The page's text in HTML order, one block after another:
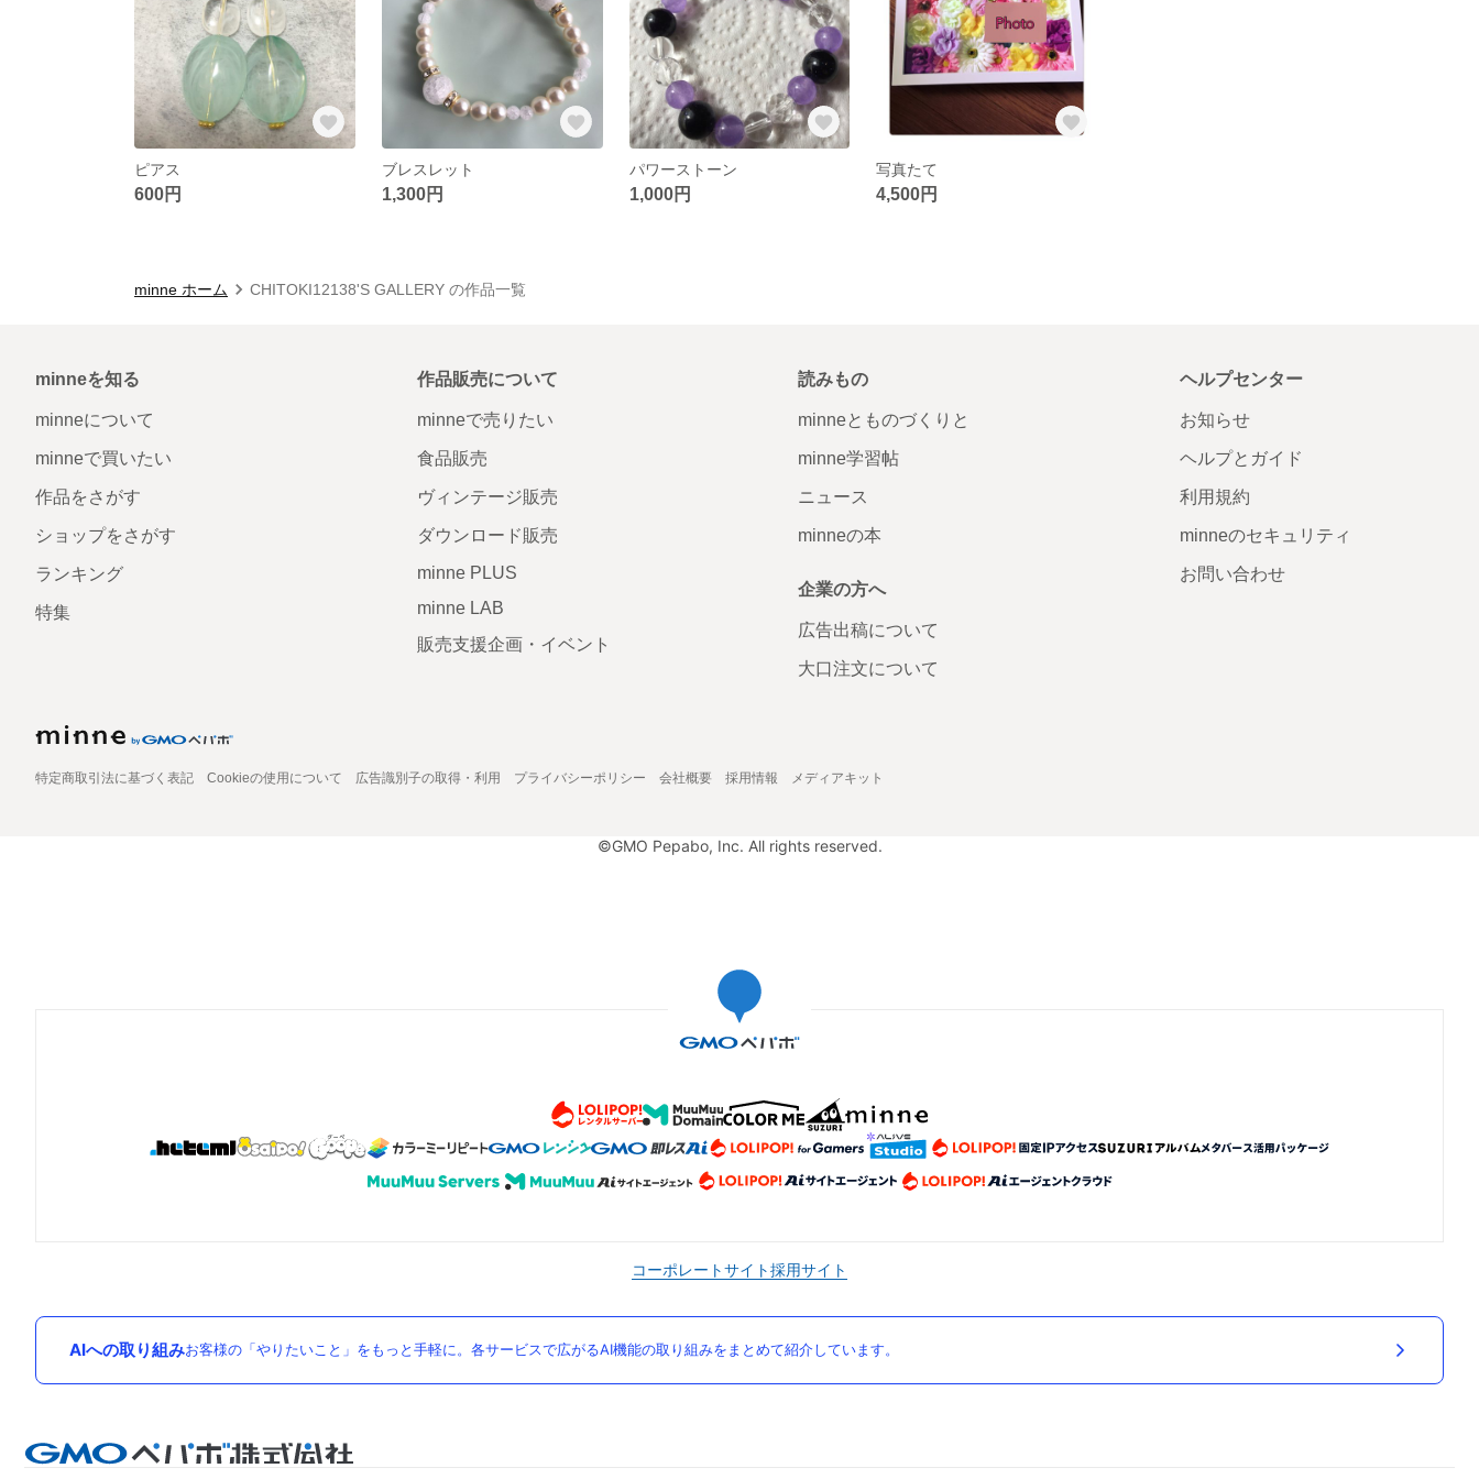
ピアス
600円
ブレスレット
1,300円
パワーストーン
1,000円
写真たて
4,500円
minne ホーム CHITOKI12138'S GALLERY の作品一覧
minneを知る
minneについて
minneで買いたい
作品をさがす
ショップをさがす
ランキング
特集
作品販売について
minneで売りたい
食品販売
ヴィンテージ販売
ダウンロード販売
minne PLUS
minne LAB
販売支援企画・イベント
読みもの
minneとものづくりと
minne学習帖
ニュース
minneの本
企業の方へ
広告出稿について
大口注文について
ヘルプセンター
お知らせ
ヘルプとガイド
利用規約
minneのセキュリティ
お問い合わせ
特定商取引法に基づく表記 Cookieの使用について 広告識別子の取得・利用 プライバシーポリシー 会社概要 採用情報 メディアキット
©GMO Pepabo, Inc. All rights reserved.
コーポレートサイト採用サイト
AIへの取り組みお客様の「やりたいこと」をもっと手軽に。各サービスで広がるAI機能の取り組みをまとめて紹介しています。